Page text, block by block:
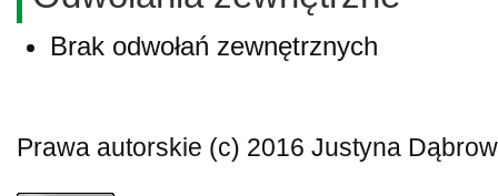
Brak odwołań zewnętrznych
Prawa autorskie (c) 2016 Justyna